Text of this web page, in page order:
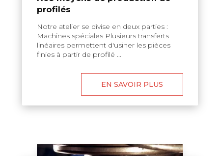
profilés
Notre atelier se divise en deux parties :
Machines spéciales Plusieurs transferts
linéaires permettent d'usiner les pièces
finies à partir de profilé ...
EN SAVOIR PLUS